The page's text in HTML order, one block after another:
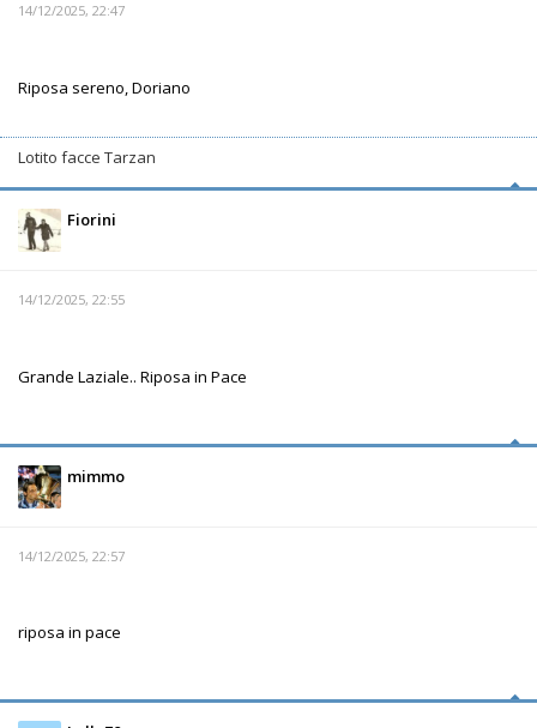
14/12/2025, 22:47
Riposa sereno, Doriano
Lotito facce Tarzan
Fiorini
14/12/2025, 22:55
Grande Laziale.. Riposa in Pace
mimmo
14/12/2025, 22:57
riposa in pace